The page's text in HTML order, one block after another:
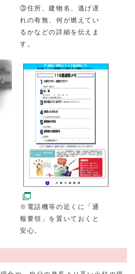
③住所、建物名、逃げ遅
れの有無、何が燃えてい
るかなどの詳細を伝えま
す。
※電話機等の近くに「通
報要領」を置いておくと
安心。